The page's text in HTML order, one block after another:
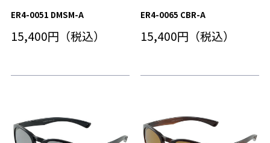
ER4-0051 DMSM-A
15,400円（税込）
ER4-0065 CBR-A
15,400円（税込）